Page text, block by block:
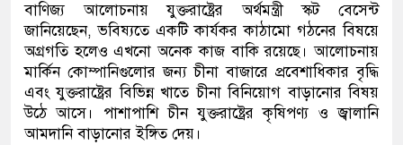
বাণিজ্য আলোচনায় যুক্তরাষ্ট্রের অর্থমন্ত্রী স্কট বেসেন্ট
জানিয়েছেন, ভবিষ্যতে একটি কার্যকর কাঠামো গঠনের বিষয়ে
অগ্রগতি হলেও এখনো অনেক কাজ বাকি রয়েছে। আলোচনায়
মার্কিন কোম্পানিগুলোর জন্য চীনা বাজারে প্রবেশাধিকার বৃদ্ধি
এবং যুক্তরাষ্ট্রের বিভিন্ন খাতে চীনা বিনিয়োগ বাড়ানোর বিষয়
উঠে আসে। পাশাপাশি চীন যুক্তরাষ্ট্রের কৃষিপণ্য ও জ্বালানি
আমদানি বাড়ানোর ইঙ্গিত দেয়।